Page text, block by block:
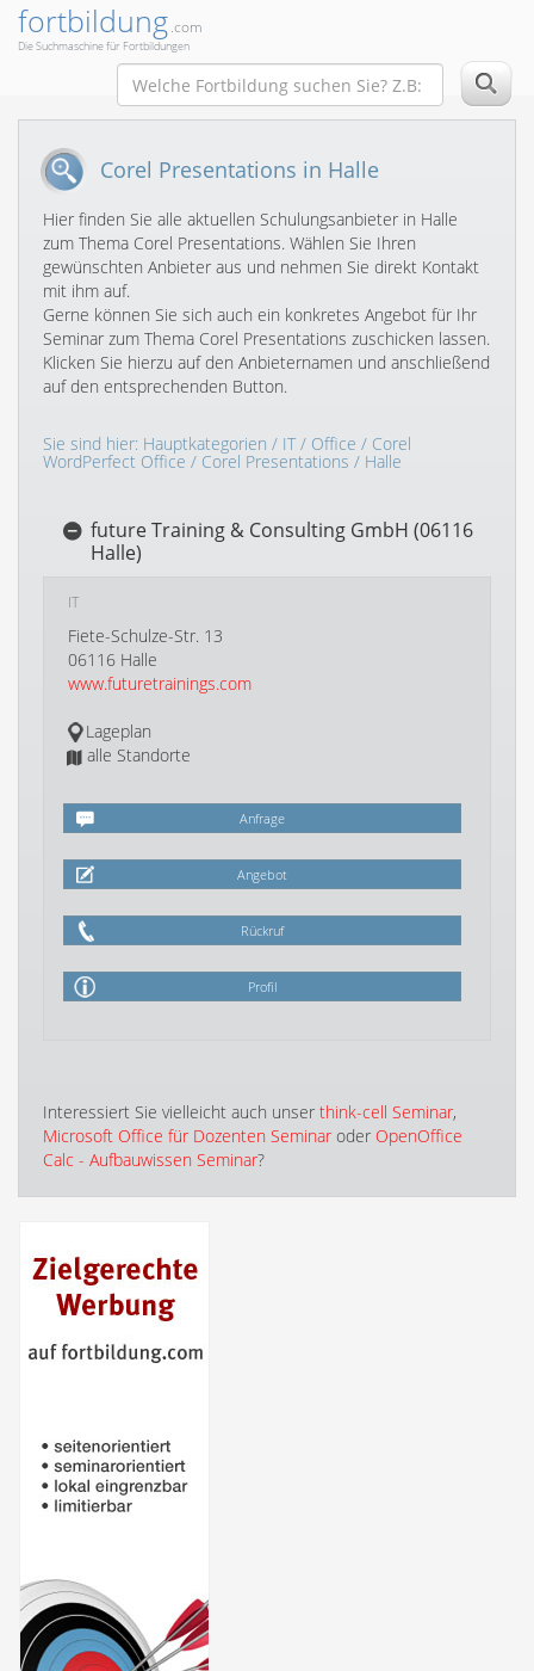
fortbildung.com
Die Suchmaschine für Fortbildungen
Corel Presentations in Halle
Hier finden Sie alle aktuellen Schulungsanbieter in Halle
zum Thema Corel Presentations. Wählen Sie Ihren
gewünschten Anbieter aus und nehmen Sie direkt Kontakt
mit ihm auf.
Gerne können Sie sich auch ein konkretes Angebot für Ihr
Seminar zum Thema Corel Presentations zuschicken lassen.
Klicken Sie hierzu auf den Anbieternamen und anschließend
auf den entsprechenden Button.
Sie sind hier: Hauptkategorien / IT/ Office / Corel
WordPerfect Office / Corel Presentations / Halle
future Training & Consulting GmbH (06116
Halle)
IT
Fiete-Schulze-Str. 13
06116 Halle
www.futuretrainings.com
Lageplan
alle Standorte
Anfrage
Angebot
Rückruf
Profil
Interessiert Sie vielleicht auch unser think-cell Seminar,
Microsoft Office für Dozenten Seminar oder OpenOffice
Calc - Aufbauwissen Seminar?